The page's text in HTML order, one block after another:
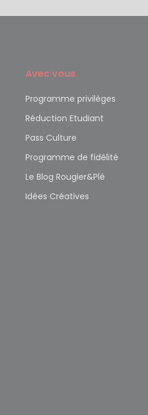
Avec vous
Programme privilèges
Réduction Etudiant
Pass Culture
Programme de fidélité
Le Blog Rougier&Plé
Idées Créatives